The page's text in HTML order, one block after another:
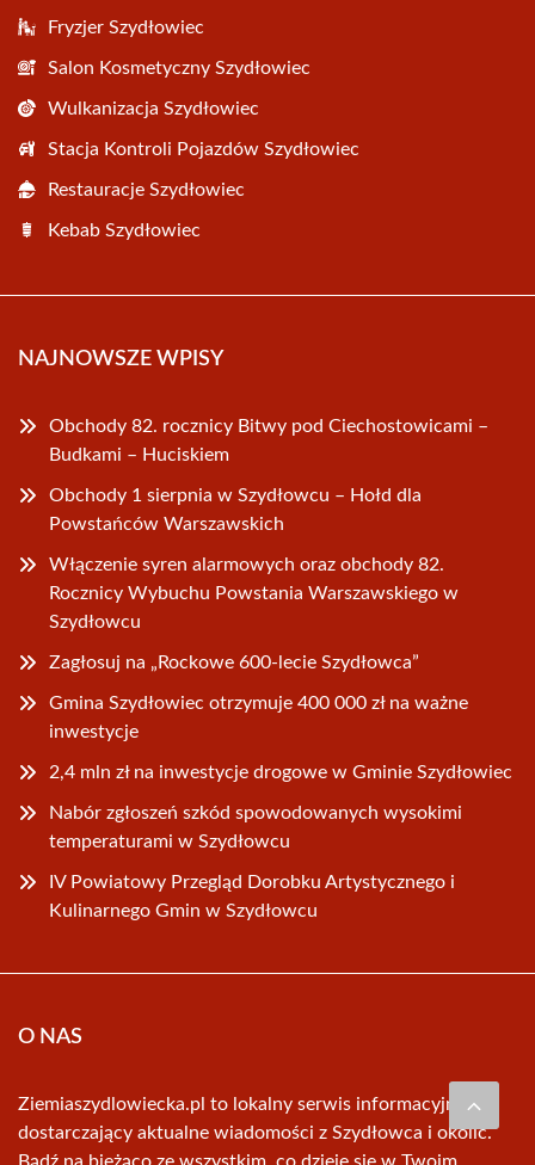
Fryzjer Szydłowiec
Salon Kosmetyczny Szydłowiec
Wulkanizacja Szydłowiec
Stacja Kontroli Pojazdów Szydłowiec
Restauracje Szydłowiec
Kebab Szydłowiec
NAJNOWSZE WPISY
Obchody 82. rocznicy Bitwy pod Ciechostowicami –
Budkami – Huciskiem
Obchody 1 sierpnia w Szydłowcu – Hołd dla
Powstańców Warszawskich
Włączenie syren alarmowych oraz obchody 82.
Rocznicy Wybuchu Powstania Warszawskiego w
Szydłowcu
Zagłosuj na „Rockowe 600-lecie Szydłowca”
Gmina Szydłowiec otrzymuje 400 000 zł na ważne
inwestycje
2,4 mln zł na inwestycje drogowe w Gminie Szydłowiec
Nabór zgłoszeń szkód spowodowanych wysokimi
temperaturami w Szydłowcu
IV Powiatowy Przegląd Dorobku Artystycznego i
Kulinarnego Gmin w Szydłowcu
O NAS
Ziemiaszydlowiecka.pl to lokalny serwis informacyjny
dostarczający aktualne wiadomości z Szydłowca i okolic.